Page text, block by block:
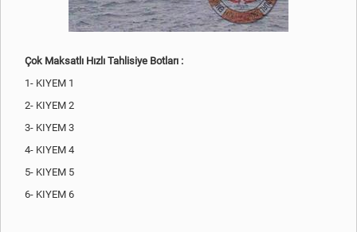
Çok Maksatlı Hızlı Tahlisiye Botları :
1- KIYEM 1
2- KIYEM 2
3- KIYEM 3
4- KIYEM 4
5- KIYEM 5
6- KIYEM 6